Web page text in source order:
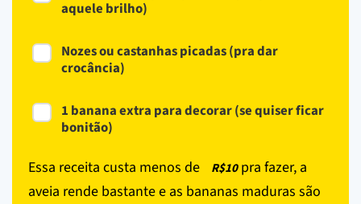
aquele brilho)
Nozes ou castanhas picadas (pra dar
crocância)
1 banana extra para decorar (se quiser ficar
bonitão)
Essa receita custa menos de R$10pra fazer, a
aveia rende bastante e as bananas maduras são